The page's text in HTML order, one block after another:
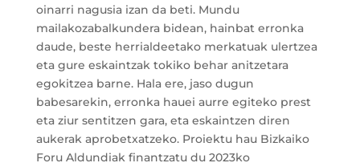
oinarri nagusia izan da beti. Mundu
mailakozabalkundera bidean, hainbat erronka
daude, beste herrialdeetako merkatuak ulertzea
eta gure eskaintzak tokiko behar anitzetara
egokitzea barne. Hala ere, jaso dugun
babesarekin, erronka hauei aurre egiteko prest
eta ziur sentitzen gara, eta eskaintzen diren
aukerak aprobetxatzeko. Proiektu hau Bizkaiko
Foru Aldundiak finantzatu du 2023ko